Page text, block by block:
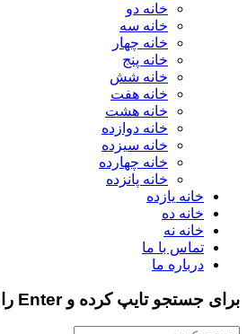
خانه دو
خانه سه
خانه چهار
خانه پنج
خانه شش
خانه هفت
خانه هشت
خانه دوازده
خانه سیزده
خانه چهارده
خانه پانزده
خانه یازده
خانه ده
خانه نه
تماس با ما
درباره ما
برای جستجو تایپ کرده و Enter را بزنید